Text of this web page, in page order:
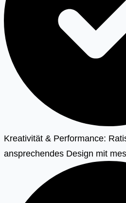
Kreativität & Performance:
ansprechendes Design mit